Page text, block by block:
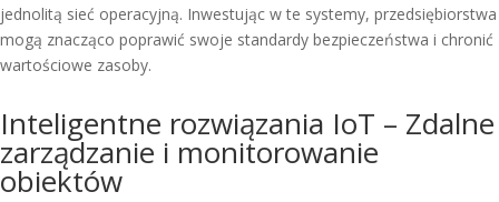
jednolitą sieć operacyjną. Inwestując w te systemy, przedsiębiorstwa
mogą znacząco poprawić swoje standardy bezpieczeństwa i chronić
wartościowe zasoby.
Inteligentne rozwiązania IoT – Zdalne
zarządzanie i monitorowanie
obiektów